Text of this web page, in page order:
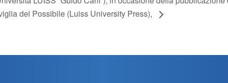
del Possibile (Luiss University Press),